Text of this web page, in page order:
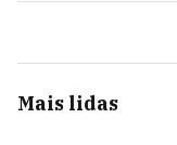
Mais lidas